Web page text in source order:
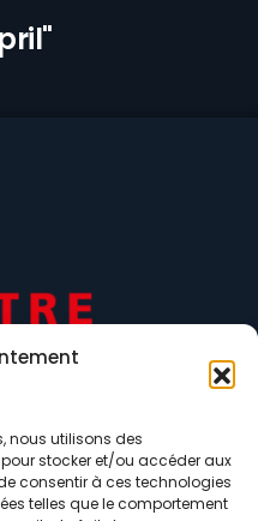
nous utilisons des
stocker et/ou accéder aux
consentir à ces technologies
telles que le comportement